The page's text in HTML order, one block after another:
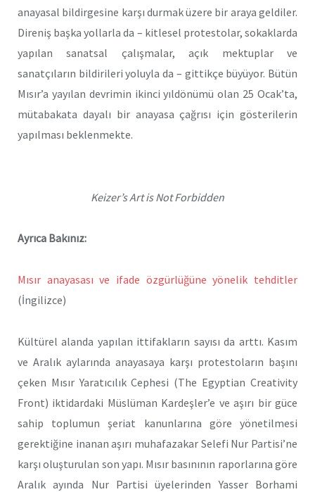
anayasal bildirgesine karşı durmak üzere bir araya geldiler.
Direniş başka yollarla da – kitlesel protestolar, sokaklarda
yapılan sanatsal çalışmalar, açık mektuplar ve
sanatçıların bildirileri yoluyla da – gittikçe büyüyor. Bütün
Mısır’a yayılan devrimin ikinci yıldönümü olan 25 Ocak’ta,
mütabakata dayalı bir anayasa çağrısı için gösterilerin
yapılması beklenmekte.
Keizer’s Art is Not Forbidden
Ayrıca Bakınız:
Mısır anayasası ve ifade özgürlüğüne yönelik tehditler
(İngilizce)
Kültürel alanda yapılan ittifakların sayısı da arttı. Kasım
ve Aralık aylarında anayasaya karşı protestoların başını
çeken Mısır Yaratıcılık Cephesi (The Egyptian Creativity
Front) iktidardaki Müslüman Kardeşler’e ve aşırı bir güce
sahip toplumun şeriat kanunlarına göre yönetilmesi
gerektiğine inanan aşırı muhafazakar Selefi Nur Partisi’ne
karşı oluşturulan son yapı. Mısır basınının raporlarına göre
Aralık ayında Nur Partisi üyelerinden Yasser Borhami